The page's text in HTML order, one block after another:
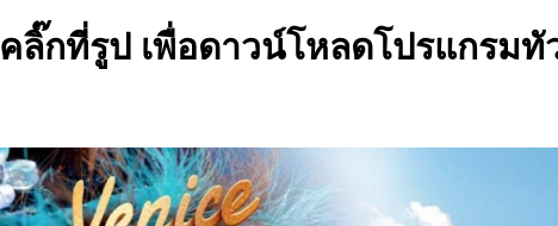
คลิ๊กที่รูป เพื่อดาวน์โหลดโปรแกรมทั